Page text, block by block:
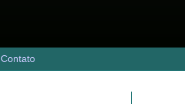
Contato